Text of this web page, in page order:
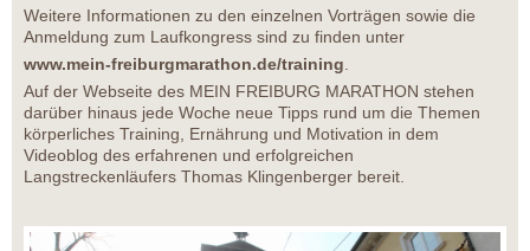
Weitere Informationen zu den einzelnen Vorträgen sowie die
Anmeldung zum Laufkongress sind zu finden unter
www.mein-freiburgmarathon.de/training.
Auf der Webseite des MEIN FREIBURG MARATHON stehen
darüber hinaus jede Woche neue Tipps rund um die Themen
körperliches Training, Ernährung und Motivation in dem
Videoblog des erfahrenen und erfolgreichen
Langstreckenläufers Thomas Klingenberger bereit.